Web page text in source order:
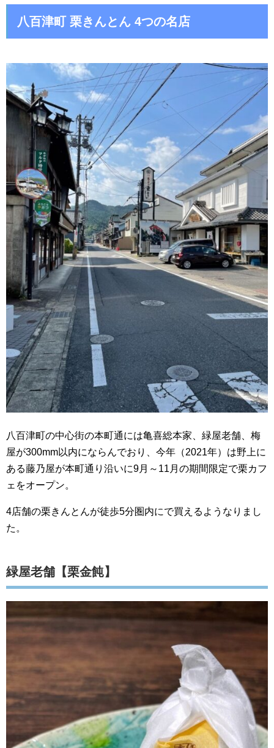
八百津町 栗きんとん 4つの名店
八百津町の中心街の本町通には亀喜総本家、緑屋老舗、梅
屋が300mm以内にならんでおり、今年（2021年）は野上に
ある藤乃屋が本町通り沿いに9月～11月の期間限定で栗カフ
ェをオープン。
4店舗の栗きんとんが徒歩5分圏内にで買えるようなりまし
た。
緑屋老舗【栗金飩】